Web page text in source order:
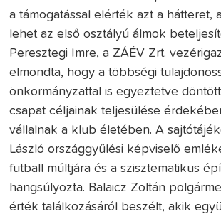
a támogatással elérték azt a hátteret,
lehet az első osztályú álmok
Peresztegi Imre, a ZÁÉV Zrt.
elmondta, hogy a többségi
önkormányzattal is egyeztetve
csapat céljainak teljesülése
vállalnak a klub életében. A
László országgyűlési képviselő
futball múltjára és a szisztematikus
hangsúlyozta. Balaicz Zoltán
érték találkozásáról beszélt, akik